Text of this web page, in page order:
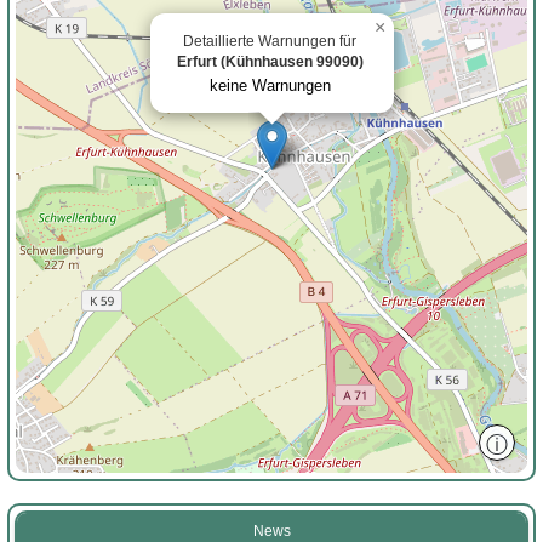
Detaillierte Warnungen für
Erfurt (Kühnhausen 99090)
keine Warnungen
×
ⓘ
News